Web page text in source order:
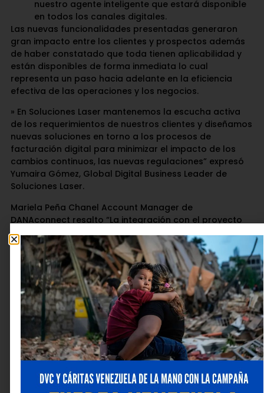
nuestro agente inteligente que estará disponible
en todos los canales digitales.
Las nuevas funcionalidades presentadas generaron
gran impacto entre los clientes y prospectos además
de haber constatado que toda tienen aplicabilidad y
están disponibles de forma inmediata lo cual
representa un paso hacia adelante en la eficiencia
efectiva de las operaciones y los negocios.
» En Soluciones Laser mantenemos la escucha activa
de los requerimientos de nuestros clientes y diseñamos
nuevas soluciones en torno a los procesos de
facturación digital para minimizar el impacto de los
cambios continuos, las nuevas regulaciones” expresó
Yumaira Gómez, Global Digital Business Leader de
Soluciones Laser.
Mariela Peña Chanel Account Manager de
DANAconnect resalto “La integración con el proyecto
de facturación digital representa para DANA la gran
oportunidad de automatizar aún más las soluciones
por cualquier canal pensando en el end to end de los
procesos de la cadena de valor de cualquier industria
y las comunicaciones que se derivan de ellos”.
“Billing Service Evolution reafirma nuestro compromiso
no solo con la innovación y la evolución de los
procesos digitales en Venezuela sino con el
cumplimiento de los Objetivos de Desarrollo Sostenible,
contribuyendo al crecimiento responsable del país y
sembrando su futuro digital «, destacó Magdalena De
Luca CEO deSoluciones Laser.